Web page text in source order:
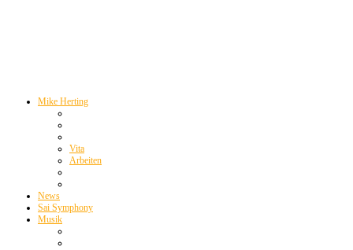
Mike Herting
Vita
Arbeiten
News
Sai Symphony
Musik